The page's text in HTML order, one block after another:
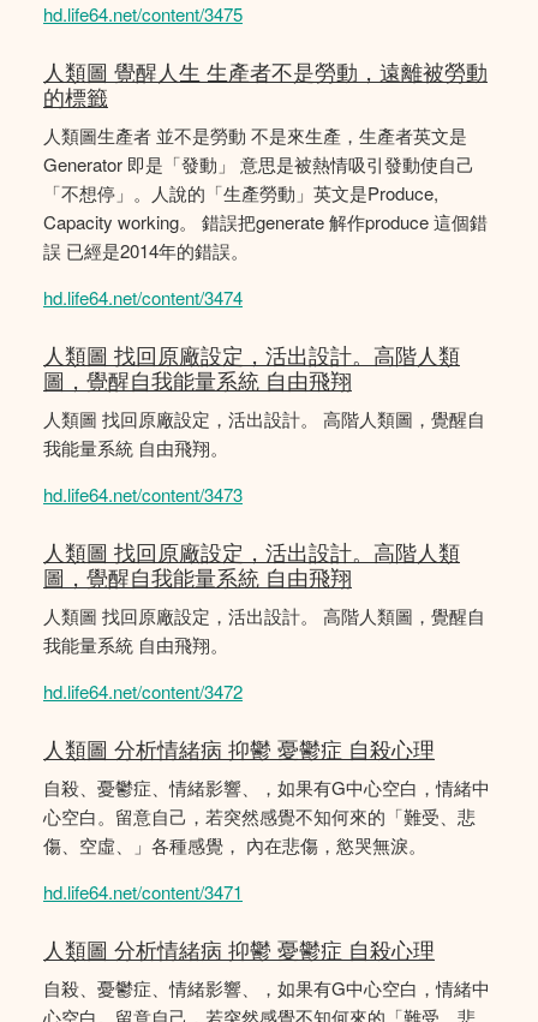
hd.life64.net/content/3475
人類圖 覺醒人生 生產者不是勞動，遠離被勞動
的標籤
人類圖生產者 並不是勞動 不是來生產，生產者英文是
Generator 即是「發動」 意思是被熱情吸引發動使自己
「不想停」。人說的「生產勞動」英文是Produce,
Capacity working。 錯誤把generate 解作produce 這個錯
誤 已經是2014年的錯誤。
hd.life64.net/content/3474
人類圖 找回原廠設定，活出設計。高階人類
圖，覺醒自我能量系統 自由飛翔
人類圖 找回原廠設定，活出設計。 高階人類圖，覺醒自
我能量系統 自由飛翔。
hd.life64.net/content/3473
人類圖 找回原廠設定，活出設計。高階人類
圖，覺醒自我能量系統 自由飛翔
人類圖 找回原廠設定，活出設計。 高階人類圖，覺醒自
我能量系統 自由飛翔。
hd.life64.net/content/3472
人類圖 分析情緒病 抑鬱 憂鬱症 自殺心理
自殺、憂鬱症、情緒影響、，如果有G中心空白，情緒中
心空白。留意自己，若突然感覺不知何來的「難受、悲
傷、空虛、」各種感覺， 內在悲傷，慾哭無淚。
hd.life64.net/content/3471
人類圖 分析情緒病 抑鬱 憂鬱症 自殺心理
自殺、憂鬱症、情緒影響、，如果有G中心空白，情緒中
心空白。留意自己，若突然感覺不知何來的「難受、悲